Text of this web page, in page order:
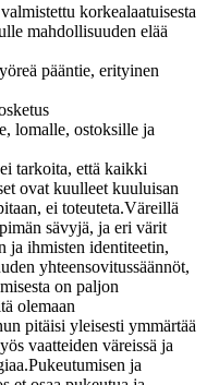
korkealaatuisesta
mahdollisuuden elää
pääntie, erityinen
lomalle, ostoksille ja
tarkoita, että kaikki
ovat kuulleet kuuluisan
ei toteuteta.Väreillä
sävyjä, ja eri värit
ja ihmisten identiteetin,
yhteensovitussäännöt,
on paljon
olemaan
pitäisi yleisesti ymmärtää
vaatteiden väreissä ja
ja